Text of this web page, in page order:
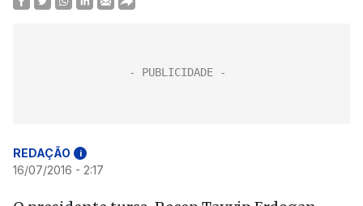
REDAÇÃO i
16/07/2016 - 2:17